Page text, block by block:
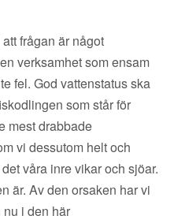
frågan är något
verksamhet som ensam
fel. God vattenstatus ska
som står för
mest drabbade
vi dessutom helt och
våra inre vikar och sjöar.
är. Av den orsaken har vi
i den här